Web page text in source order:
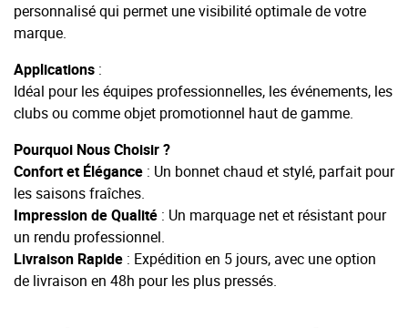
personnalisé qui permet une visibilité optimale de votre
marque.
Applications :
Idéal pour les équipes professionnelles, les événements, les
clubs ou comme objet promotionnel haut de gamme.
Pourquoi Nous Choisir ?
Confort et Élégance : Un bonnet chaud et stylé, parfait pour
les saisons fraîches.
Impression de Qualité : Un marquage net et résistant pour
un rendu professionnel.
Livraison Rapide : Expédition en 5 jours, avec une option
de livraison en 48h pour les plus pressés.